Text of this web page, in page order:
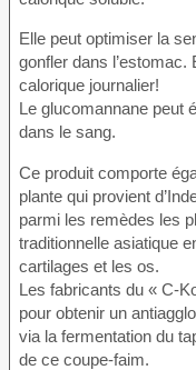
Elle peut optimiser la
gonfler dans l’estomac.
calorique journalier!
Le glucomannane peut
dans le sang.
Ce produit comporte
plante qui provient
parmi les remèdes les
traditionnelle asiatique
cartilages et les os.
Les fabricants du « C-
pour obtenir un
via la fermentation du
de ce coupe-faim.